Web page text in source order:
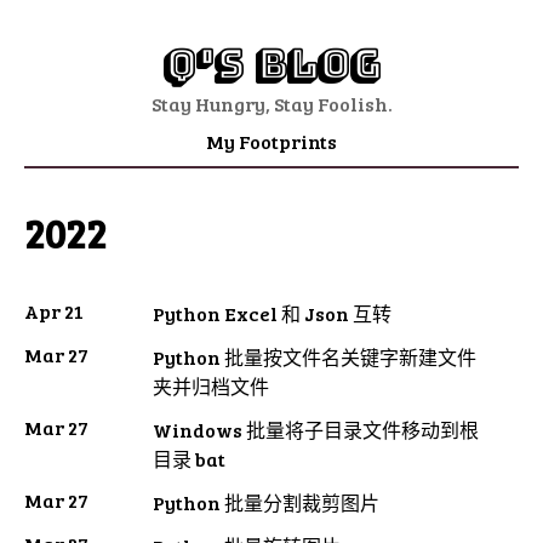
Q's Blog
Stay Hungry, Stay Foolish.
My Footprints
2022
Apr 21
Python Excel 和 Json 互转
Mar 27
Python 批量按文件名关键字新建文件
夹并归档文件
Mar 27
Windows 批量将子目录文件移动到根
目录 bat
Mar 27
Python 批量分割裁剪图片